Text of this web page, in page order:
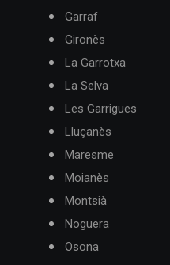
Garraf
Gironès
La Garrotxa
La Selva
Les Garrigues
Lluçanès
Maresme
Moianès
Montsià
Noguera
Osona